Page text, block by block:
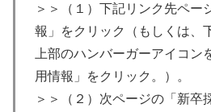
＞＞（１）下記リンク先ペー
報」をクリック（もしくは、
上部のハンバーガーアイコン
用情報」をクリック。）。
＞＞（２）次ページの「新卒